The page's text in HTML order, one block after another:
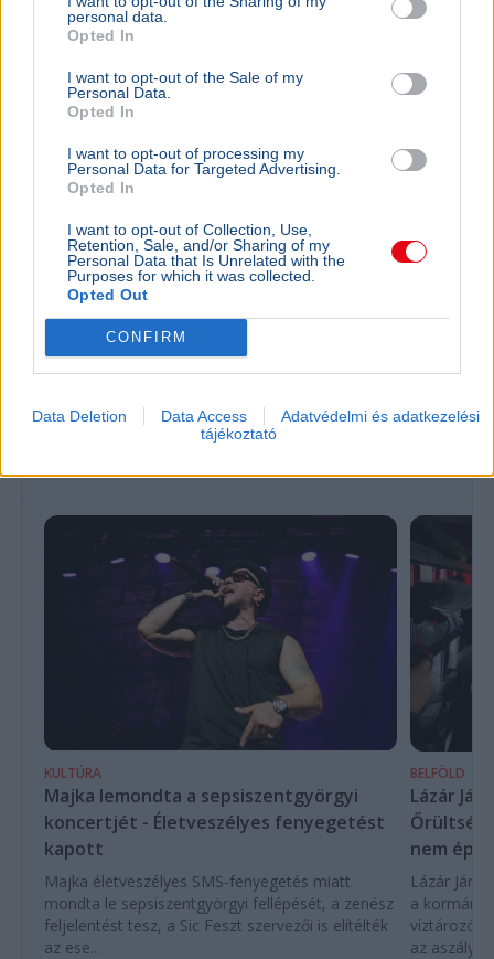
personal data.
Opted In
I want to opt-out of the Sale of my
Personal Data.
Opted In
I want to opt-out of processing my
Personal Data for Targeted Advertising.
Opted In
I want to opt-out of Collection, Use,
Retention, Sale, and/or Sharing of my
Personal Data that Is Unrelated with the
Purposes for which it was collected.
Opted Out
CONFIRM
Data Deletion Data Access
Adatvédelmi és adatkezelési
tájékoztató
Baleset Párizs
Kigyulladt egy illegális bevándorlókat szállító bárka a La
KULTÚRA
Majka lemondta a sepsiszentgyörgyi
koncertjét - Életveszélyes fenyegetést
kapott
Majka életveszélyes SMS-fenyegetés miatt
mondta le sepsiszentgyörgyi fellépését, a zenész
feljelentést tesz, a Sic Feszt szervezői is elítélték
az ese...
BELFÖLD
Lázár
Őrültség
nem
Lázár
a kormány
az